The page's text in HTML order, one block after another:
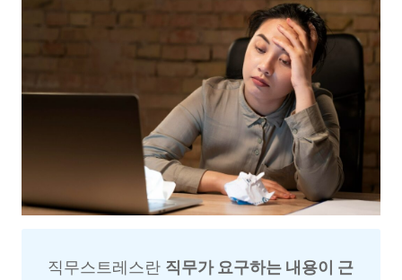
직무스트레스란 직무가 요구하는 내용이 근